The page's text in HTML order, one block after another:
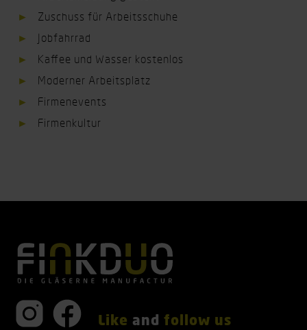
Zuschuss für Arbeitsschuhe
Jobfahrrad
Kaffee und Wasser kostenlos
Moderner Arbeitsplatz
Firmenevents
Firmenkultur
Like and follow us